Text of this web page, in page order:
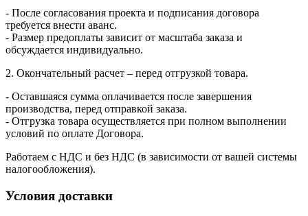
- После согласования проекта и подписания договора
требуется внести аванс.
- Размер предоплаты зависит от масштаба заказа и
обсуждается индивидуально.
2. Окончательный расчет – перед отгрузкой товара.
- Оставшаяся сумма оплачивается после завершения
производства, перед отправкой заказа.
- Отгрузка товара осуществляется при полном выполнении
условий по оплате Договора.
Работаем с НДС и без НДС (в зависимости от вашей системы
налогообложения).
Условия доставки